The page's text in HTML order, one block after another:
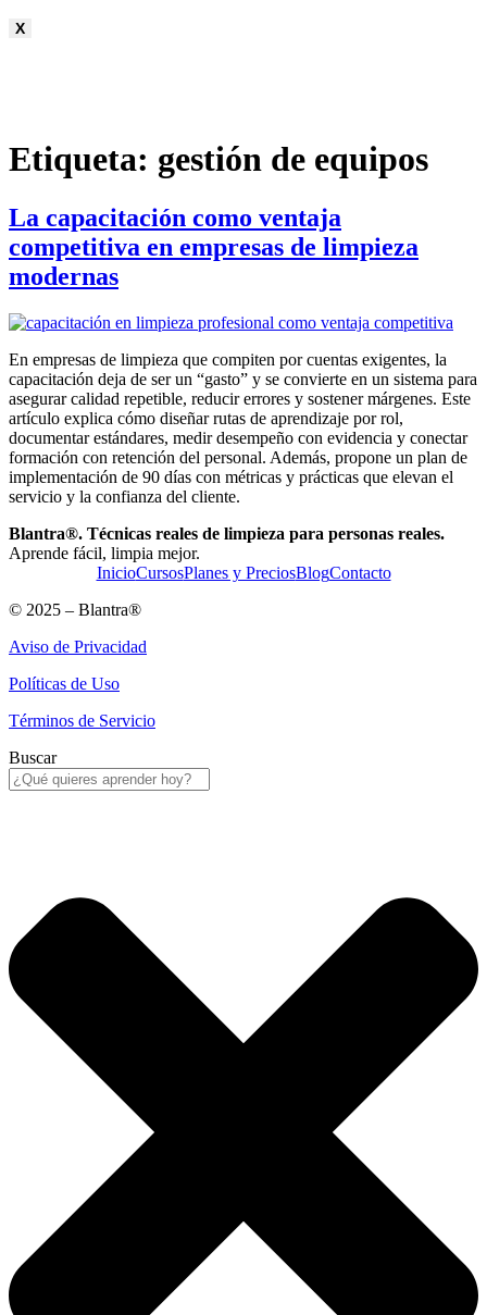
X
Etiqueta: gestión de equipos
La capacitación como ventaja
competitiva en empresas de limpieza
modernas
En empresas de limpieza que compiten por cuentas exigentes, la
capacitación deja de ser un “gasto” y se convierte en un sistema para
asegurar calidad repetible, reducir errores y sostener márgenes. Este
artículo explica cómo diseñar rutas de aprendizaje por rol,
documentar estándares, medir desempeño con evidencia y conectar
formación con retención del personal. Además, propone un plan de
implementación de 90 días con métricas y prácticas que elevan el
servicio y la confianza del cliente.
Blantra®. Técnicas reales de limpieza para personas reales.
Aprende fácil, limpia mejor.
InicioCursosPlanes y PreciosBlogContacto
© 2025 – Blantra®
Aviso de Privacidad
Políticas de Uso
Términos de Servicio
Buscar